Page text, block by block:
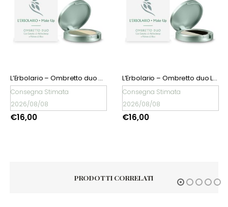
Consegna Stimata
2026/08/08
€16,00
Consegna Stimata
2026/08/08
€19,50
PRODOTTI CORRELATI